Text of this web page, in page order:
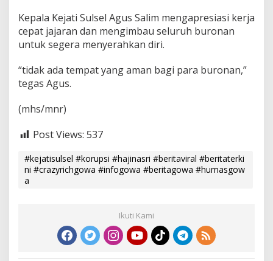
Kepala Kejati Sulsel Agus Salim mengapresiasi kerja
cepat jajaran dan mengimbau seluruh buronan
untuk segera menyerahkan diri.
“tidak ada tempat yang aman bagi para buronan,”
tegas Agus.
(mhs/mnr)
Post Views: 537
#kejatisulsel #korupsi #hajinasri #beritaviral #beritaterki
ni #crazyrichgowa #infogowa #beritagowa #humasgow
a
Ikuti Kami